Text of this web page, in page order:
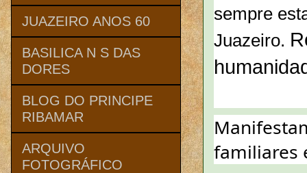
sempre
Juazeiro.
familiares
JUAZEIRO ANOS 60
BASILICA N S DAS
DORES
BLOG DO PRINCIPE
RIBAMAR
ARQUIVO
FOTOGRÁFICO